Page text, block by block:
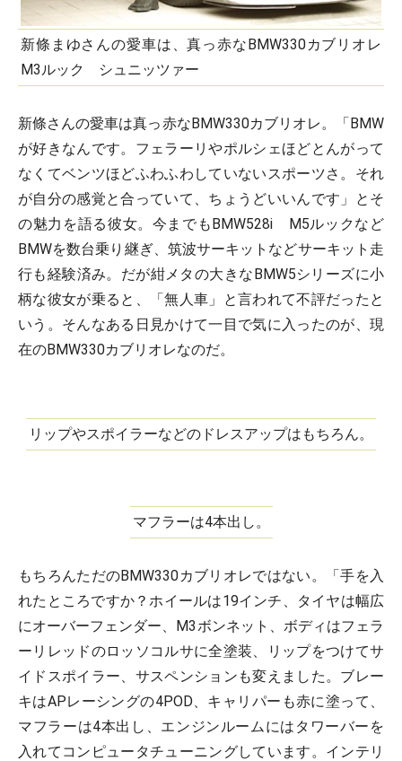
新條まゆさんの愛車は、真っ赤なBMW330カブリオレ
M3ルック シュニッツァー
新條さんの愛車は真っ赤なBMW330カブリオレ。「BMW
が好きなんです。フェラーリやポルシェほどとんがって
なくてベンツほどふわふわしていないスポーツさ。それ
が自分の感覚と合っていて、ちょうどいいんです」とそ
の魅力を語る彼女。今までもBMW528i M5ルックなど
BMWを数台乗り継ぎ、筑波サーキットなどサーキット走
行も経験済み。だが紺メタの大きなBMW5シリーズに小
柄な彼女が乗ると、「無人車」と言われて不評だったと
いう。そんなある日見かけて一目で気に入ったのが、現
在のBMW330カブリオレなのだ。
リップやスポイラーなどのドレスアップはもちろん。
マフラーは4本出し。
もちろんただのBMW330カブリオレではない。「手を入
れたところですか？ホイールは19インチ、タイヤは幅広
にオーバーフェンダー、M3ボンネット、ボディはフェラ
ーリレッドのロッソコルサに全塗装、リップをつけてサ
イドスポイラー、サスペンションも変えました。ブレー
キはAPレーシングの4POD、キャリパーも赤に塗って、
マフラーは4本出し、エンジンルームにはタワーバーを
入れてコンピュータチューニングしています。インテリ